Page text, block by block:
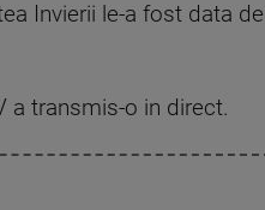
Invierii le-a fost data de
a transmis-o in direct.